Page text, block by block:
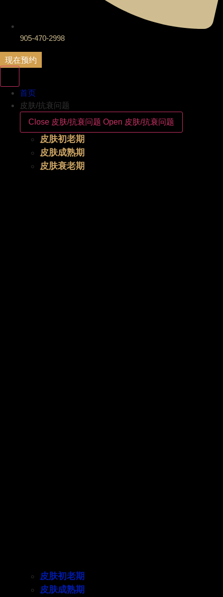
905-470-2998
现在预约
首页
皮肤/抗衰问题
Close 皮肤/抗衰问题 Open 皮肤/抗衰问题
皮肤初老期
皮肤成熟期
皮肤衰老期
皮肤初老期
皮肤成熟期